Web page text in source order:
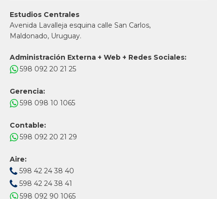
Estudios Centrales
Avenida Lavalleja esquina calle San Carlos,
Maldonado, Uruguay.
Administración Externa + Web + Redes Sociales:
598 092 20 21 25
Gerencia:
598 098 10 1065
Contable:
598 092 20 21 29
Aire:
598 42 24 38 40
598 42 24 38 41
598 092 90 1065